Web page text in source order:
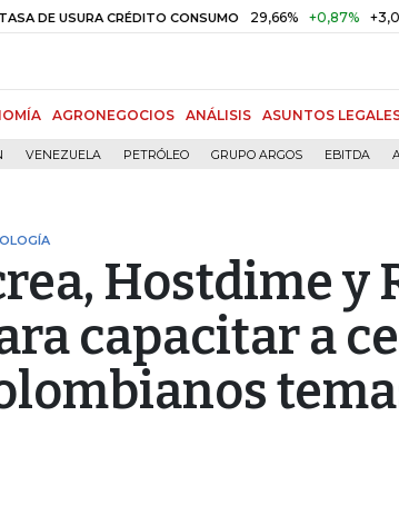
USURA CRÉDITO CONSUMO 29,66% +0,87% +3,02%
AGRONEGOCIOS ANÁLISIS ASUNTOS
VENEZUELA PETRÓLEO GRUPO ARGOS EBITDA
Hostdime y
capacitar a